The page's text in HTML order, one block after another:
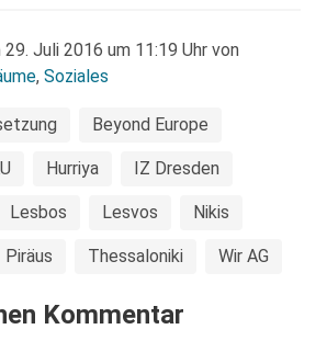
Juli 2016 um 11:19 Uhr von
, Soziales
Beyond Europe
Hurriya IZ Dresden
Lesbos Lesvos Nikis
Piräus Thessaloniki Wir AG
Kommentar